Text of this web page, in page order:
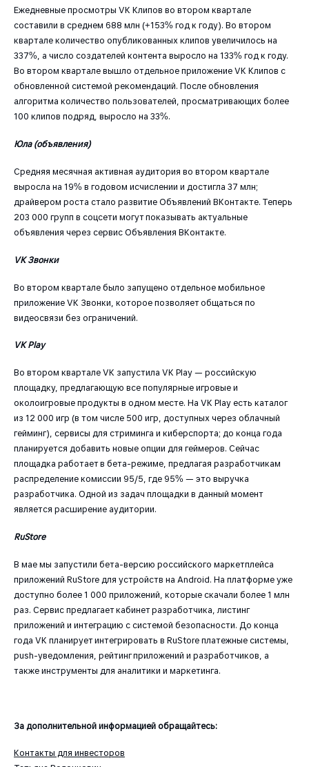
Ежедневные просмотры VK Клипов во втором квартале
составили в среднем 688 млн (+153% год к году). Во втором
квартале количество опубликованных клипов увеличилось на
337%, а число создателей контента выросло на 133% год к году.
Во втором квартале вышло отдельное приложение VK Клипов с
обновленной системой рекомендаций. После обновления
алгоритма количество пользователей, просматривающих более
100 клипов подряд, выросло на 33%.
Юла (объявления)
Средняя месячная активная аудитория во втором квартале
выросла на 19% в годовом исчислении и достигла 37 млн;
драйвером роста стало развитие Объявлений ВКонтакте. Теперь
203 000 групп в соцсети могут показывать актуальные
объявления через сервис Объявления ВКонтакте.
VK Звонки
Во втором квартале было запущено отдельное мобильное
приложение VK Звонки, которое позволяет общаться по
видеосвязи без ограничений.
VK Play
Во втором квартале VK запустила VK Play — российскую
площадку, предлагающую все популярные игровые и
околоигровые продукты в одном месте. На VK Play есть каталог
из 12 000 игр (в том числе 500 игр, доступных через облачный
гейминг), сервисы для стриминга и киберспорта; до конца года
планируется добавить новые опции для геймеров. Сейчас
площадка работает в бета-режиме, предлагая разработчикам
распределение комиссии 95/5, где 95% — это выручка
разработчика. Одной из задач площадки в данный момент
является расширение аудитории.
RuStore
В мае мы запустили бета-версию российского маркетплейса
приложений RuStore для устройств на Android. На платформе уже
доступно более 1 000 приложений, которые скачали более 1 млн
раз. Сервис предлагает кабинет разработчика, листинг
приложений и интеграцию с системой безопасности. До конца
года VK планирует интегрировать в RuStore платежные системы,
push-уведомления, рейтинг приложений и разработчиков, а
также инструменты для аналитики и маркетинга.
За дополнительной информацией обращайтесь:
Контакты для инвесторов